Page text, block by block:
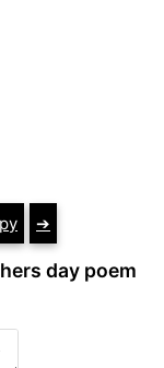
➔
day poem